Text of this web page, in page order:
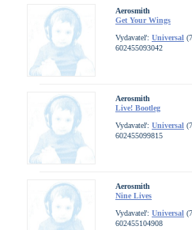
Aerosmith
Get Your Wings
Vydavateľ: Universal
602455093042
Aerosmith
Live! Bootleg
Vydavateľ: Universal
602455099815
Aerosmith
Nine Lives
Vydavateľ: Universal
602455104908